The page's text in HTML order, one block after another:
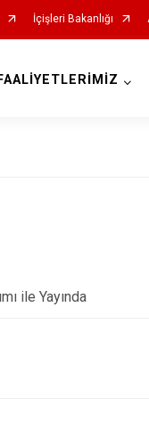
İçişleri Bakanlığı
FAALİYETLERİMİZ
ile Yayında